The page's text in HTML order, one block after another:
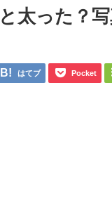
太った？写
はてブ Pocket